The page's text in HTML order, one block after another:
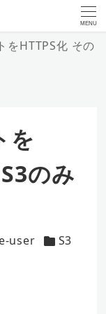
MENU
をHTTPS化 その
を
のみ
user
カテゴリー
S3